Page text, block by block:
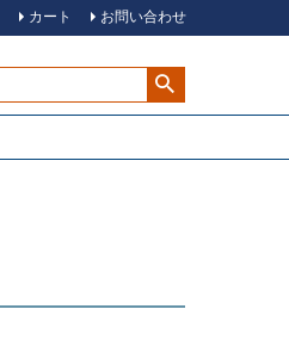
カート お問い合わせ